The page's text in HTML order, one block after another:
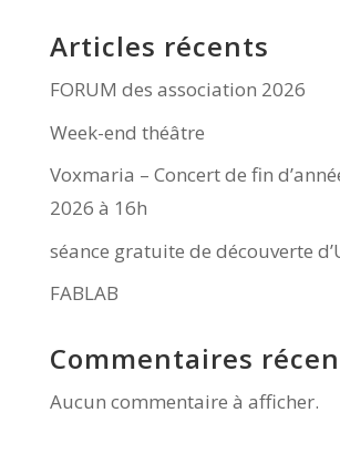
Articles récents
FORUM des association 2026
Week-end théâtre
Voxmaria – Concert de fin
2026 à 16h
séance gratuite de découverte
FABLAB
Commentaires
Aucun commentaire à afficher.